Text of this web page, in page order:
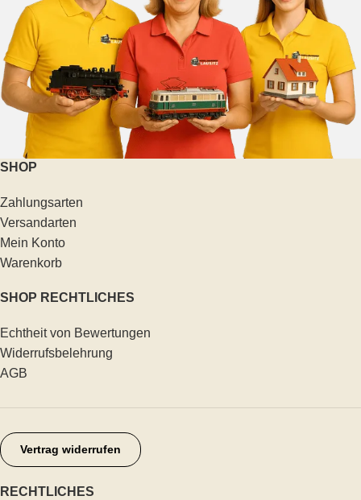
SHOP
Zahlungsarten
Versandarten
Mein Konto
Warenkorb
SHOP RECHTLICHES
Echtheit von Bewertungen
Widerrufsbelehrung
AGB
Vertrag widerrufen
RECHTLICHES